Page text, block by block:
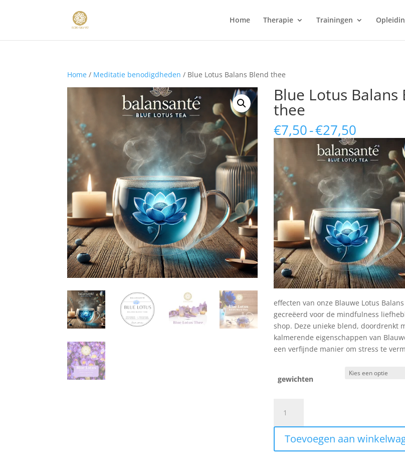
Home Therapie Trainingen
Home / Meditatie benodigdheden / Blue Lotus Balans Blend thee
Blue Lotus Balans
thee
€7,50-€27,50
€7,50
tot
€27,50
effecten van onze Blauwe Lotus
gecreëerd voor de mindfulness
shop. Deze unieke blend, doordrenkt
kalmerende eigenschappen van
een verfijnde manier om stress te
gewichten
Lotus
Balans
Blend
thee
Toevoegen aan